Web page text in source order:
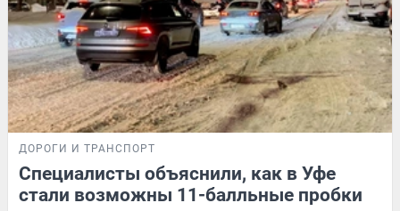
ДОРОГИ И ТРАНСПОРТ
Специалисты объяснили, как в Уфе
стали возможны 11-балльные пробки